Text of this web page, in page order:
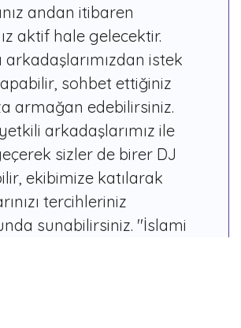
andan itibaren
aktif hale gelecektir.
arkadaşlarımızdan istek
sohbet ettiğiniz
armağan edebilirsiniz.
arkadaşlarımız ile
sizler de birer DJ
ekibimize katılarak
tercihleriniz
sunabilirsiniz. ''İslami